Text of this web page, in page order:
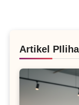
Artikel